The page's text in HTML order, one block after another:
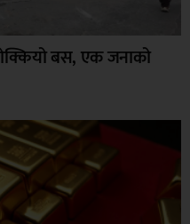
बस, एक जनाको